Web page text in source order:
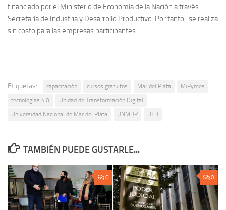
financiado por el Ministerio de Economía de la Nación a través
Secretaría de Industria y Desarrollo Productivo. Por tanto, se realiza
sin costo para las empresas participantes.
Etiquetas: capacitación cursos gratuitos Mar del Plata
MiPymes
tecnologías 4.0
Unidad de Transformación Digital
Universidad Nacional de Mar del Plata
UNMDP UTD
TAMBIÉN PUEDE GUSTARLE...
0 0